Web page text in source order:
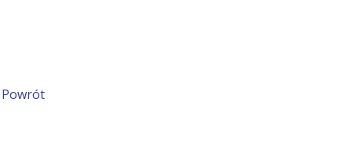
Powrót